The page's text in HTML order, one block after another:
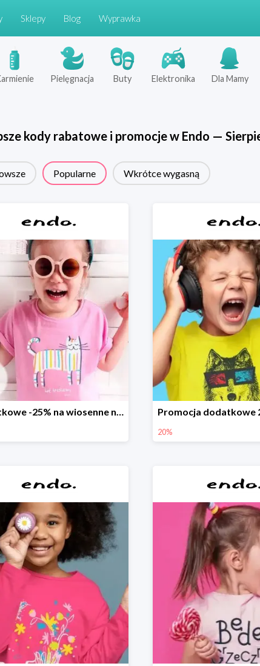
Sklepy Blog Wyprawka
Pielęgnacja Buty Elektronika Dla Mamy
kody rabatowe i promocje w Endo —
Popularne Wkrótce wygasną
Dodatkowe -25% na wiosenne nowości
20%